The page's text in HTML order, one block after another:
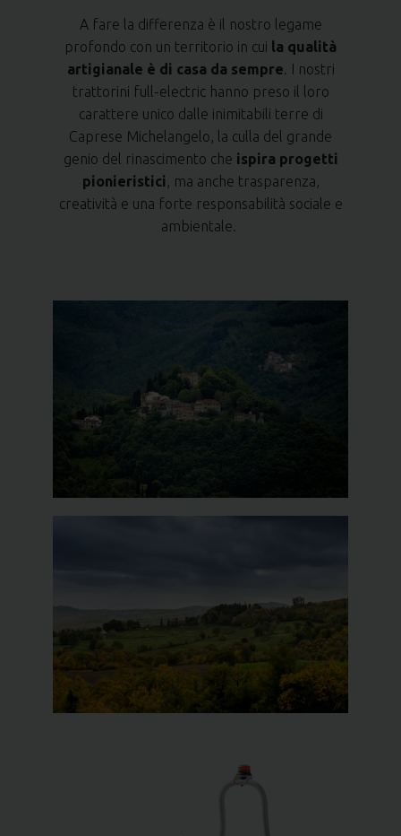
A fare la differenza è il nostro legame
profondo con un territorio in cui la qualità
artigianale è di casa da sempre. I nostri
trattorini full-electric hanno preso il loro
carattere unico dalle inimitabili terre di
Caprese Michelangelo, la culla del grande
genio del rinascimento che ispira progetti
pionieristici , ma anche trasparenza,
creatività e una forte responsabilità sociale e
ambientale.